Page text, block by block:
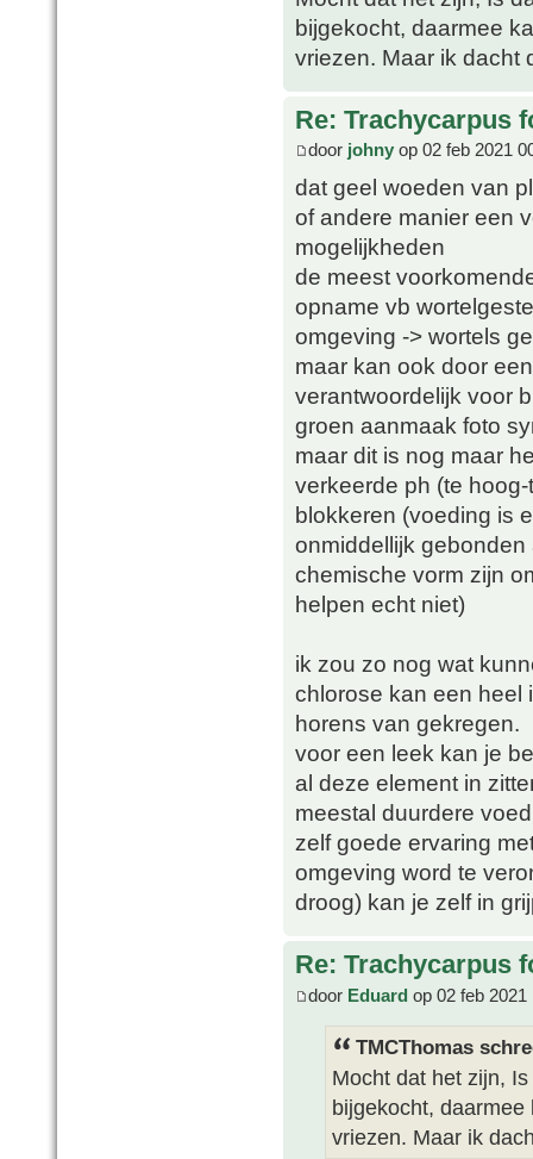
bijgekocht, daarmee
vriezen. Maar ik dacht
Re: Trachycarpus
door johny op 02 feb 2021
dat geel woeden van
of andere manier een
mogelijkheden
de meest
opname vb
omgeving -> wortels
maar kan ook door
verantwoordelijk voor
groen aanmaak foto
maar dit is nog maar
verkeerde ph (te
blokkeren (voeding is
onmiddellijk
chemische vorm zijn
helpen echt niet)
ik zou zo nog wat
chlorose kan een heel
horens van gekregen.
voor een leek kan je
al deze element in
meestal duurdere
zelf goede ervaring
omgeving word te
droog) kan je zelf in
Re: Trachycarpus
door Eduard op 02 feb 2021
TMCThomas
Mocht dat het zijn,
bijgekocht,
vriezen. Maar ik